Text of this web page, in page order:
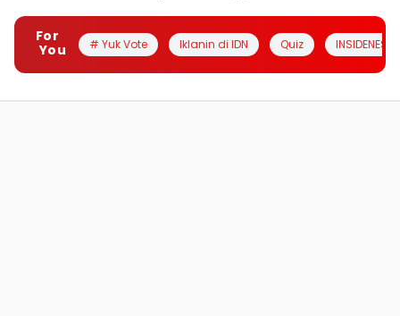
For
You
# Yuk Vote Iklanin di IDN Quiz INSIDENESIA